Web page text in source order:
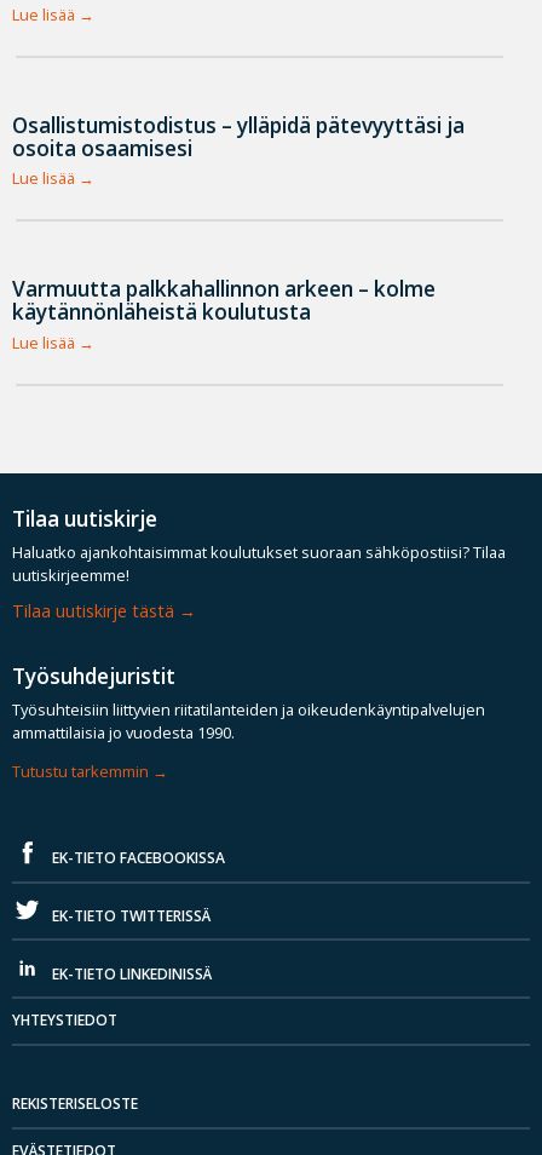
Lue lisää
Osallistumistodistus – ylläpidä pätevyyttäsi ja
osoita osaamisesi
Lue lisää
Varmuutta palkkahallinnon arkeen – kolme
käytännönläheistä koulutusta
Lue lisää
Tilaa uutiskirje
Haluatko ajankohtaisimmat koulutukset suoraan sähköpostiisi? Tilaa
uutiskirjeemme!
Tilaa uutiskirje tästä
Työsuhdejuristit
Työsuhteisiin liittyvien riitatilanteiden ja oikeudenkäyntipalvelujen
ammattilaisia jo vuodesta 1990.
Tutustu tarkemmin
EK-TIETO FACEBOOKISSA
EK-TIETO TWITTERISSÄ
EK-TIETO LINKEDINISSÄ
YHTEYSTIEDOT
REKISTERISELOSTE
EVÄSTETIEDOT